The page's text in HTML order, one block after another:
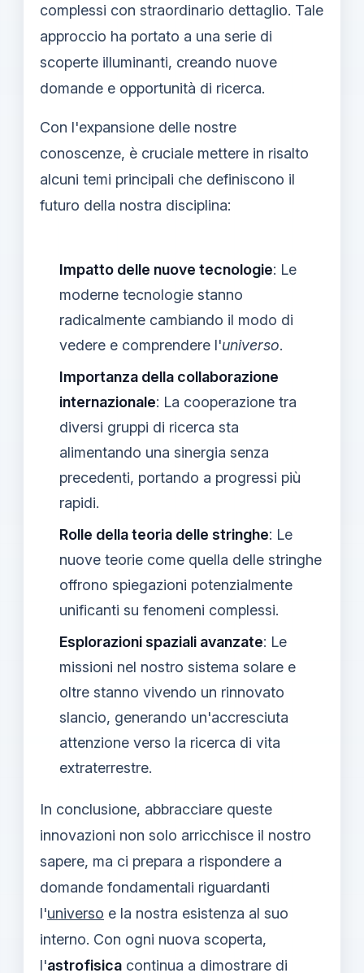
complessi con straordinario dettaglio. Tale
approccio ha portato a una serie di
scoperte illuminanti, creando nuove
domande e opportunità di ricerca.
Con l'expansione delle nostre
conoscenze, è cruciale mettere in risalto
alcuni temi principali che definiscono il
futuro della nostra disciplina:
Impatto delle nuove tecnologie: Le
moderne tecnologie stanno
radicalmente cambiando il modo di
vedere e comprendere l'universo.
Importanza della collaborazione
internazionale: La cooperazione tra
diversi gruppi di ricerca sta
alimentando una sinergia senza
precedenti, portando a progressi più
rapidi.
Rolle della teoria delle stringhe: Le
nuove teorie come quella delle stringhe
offrono spiegazioni potenzialmente
unificanti su fenomeni complessi.
Esplorazioni spaziali avanzate: Le
missioni nel nostro sistema solare e
oltre stanno vivendo un rinnovato
slancio, generando un'accresciuta
attenzione verso la ricerca di vita
extraterrestre.
In conclusione, abbracciare queste
innovazioni non solo arricchisce il nostro
sapere, ma ci prepara a rispondere a
domande fondamentali riguardanti
l'universo e la nostra esistenza al suo
interno. Con ogni nuova scoperta,
l'astrofisica continua a dimostrare di